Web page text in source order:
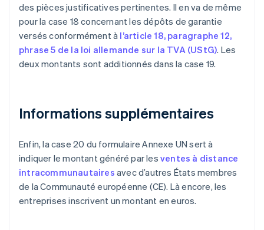
des pièces justificatives pertinentes. Il en va de même
pour la case 18 concernant les dépôts de garantie
versés conformément à l’article 18, paragraphe 12,
phrase 5 de la loi allemande sur la TVA (UStG). Les
deux montants sont additionnés dans la case 19.
Informations supplémentaires
Enfin, la case 20 du formulaire Annexe UN sert à
indiquer le montant généré par les ventes à distance
intracommunautaires avec d’autres États membres
de la Communauté européenne (CE). Là encore, les
entreprises inscrivent un montant en euros.